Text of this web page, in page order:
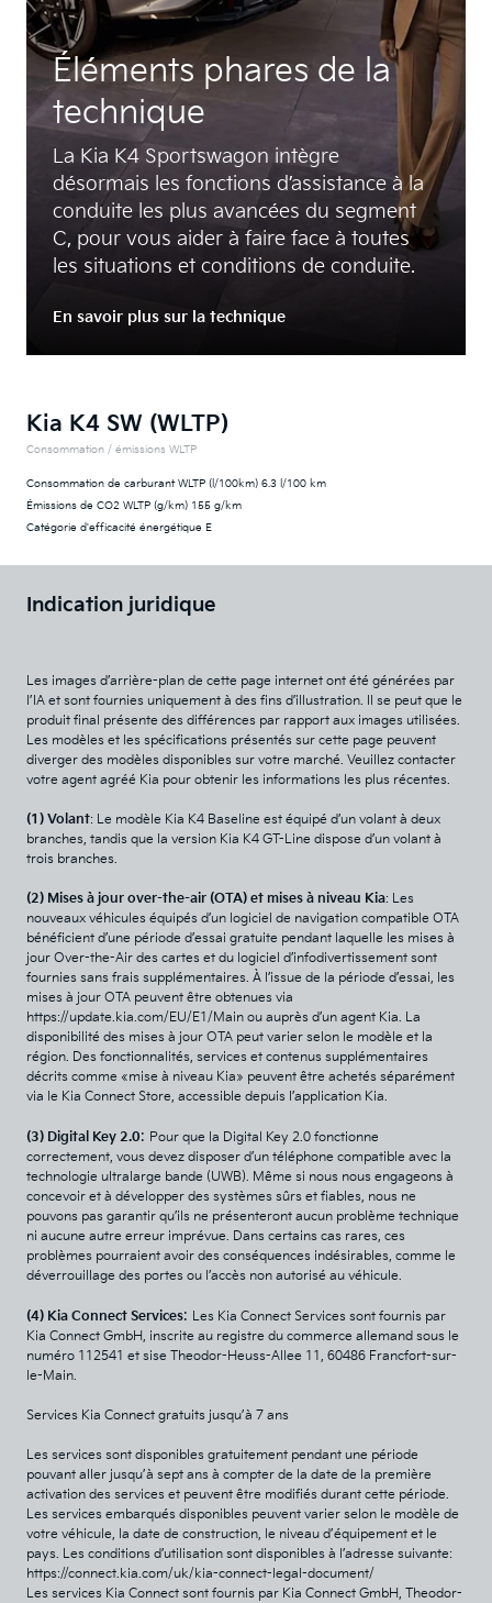
Éléments phares de la
technique
La Kia K4 Sportswagon intègre
désormais les fonctions d’assistance à la
conduite les plus avancées du segment
C, pour vous aider à faire face à toutes
les situations et conditions de conduite.
En savoir plus sur la technique
Kia K4 SW (WLTP)
Consommation / émissions WLTP
Consommation de carburant WLTP (l/100km) 6.3 l/100 km
Émissions de CO2 WLTP (g/km) 155 g/km
Catégorie d'efficacité énergétique E
Indication juridique
Les images d’arrière-plan de cette page internet ont été générées par
l’IA et sont fournies uniquement à des fins d’illustration. Il se peut que le
produit final présente des différences par rapport aux images utilisées.
Les modèles et les spécifications présentés sur cette page peuvent
diverger des modèles disponibles sur votre marché. Veuillez contacter
votre agent agréé Kia pour obtenir les informations les plus récentes.
(1) Volant: Le modèle Kia K4 Baseline est équipé d’un volant à deux
branches, tandis que la version Kia K4 GT-Line dispose d’un volant à
trois branches.
(2) Mises à jour over-the-air (OTA) et mises à niveau Kia: Les
nouveaux véhicules équipés d’un logiciel de navigation compatible OTA
bénéficient d’une période d’essai gratuite pendant laquelle les mises à
jour Over-the-Air des cartes et du logiciel d’infodivertissement sont
fournies sans frais supplémentaires. À l’issue de la période d’essai, les
mises à jour OTA peuvent être obtenues via
https://update.kia.com/EU/E1/Main ou auprès d’un agent Kia. La
disponibilité des mises à jour OTA peut varier selon le modèle et la
région. Des fonctionnalités, services et contenus supplémentaires
décrits comme «mise à niveau Kia» peuvent être achetés séparément
via le Kia Connect Store, accessible depuis l’application Kia.
(3) Digital Key 2.0: Pour que la Digital Key 2.0 fonctionne
correctement, vous devez disposer d’un téléphone compatible avec la
technologie ultralarge bande (UWB). Même si nous nous engageons à
concevoir et à développer des systèmes sûrs et fiables, nous ne
pouvons pas garantir qu’ils ne présenteront aucun problème technique
ni aucune autre erreur imprévue. Dans certains cas rares, ces
problèmes pourraient avoir des conséquences indésirables, comme le
déverrouillage des portes ou l’accès non autorisé au véhicule.
(4) Kia Connect Services: Les Kia Connect Services sont fournis par
Kia Connect GmbH, inscrite au registre du commerce allemand sous le
numéro 112541 et sise Theodor-Heuss-Allee 11, 60486 Francfort-sur-
le-Main.
Services Kia Connect gratuits jusqu’à 7 ans
Les services sont disponibles gratuitement pendant une période
pouvant aller jusqu’à sept ans à compter de la date de la première
activation des services et peuvent être modifiés durant cette période.
Les services embarqués disponibles peuvent varier selon le modèle de
votre véhicule, la date de construction, le niveau d’équipement et le
pays. Les conditions d’utilisation sont disponibles à l’adresse suivante:
https://connect.kia.com/uk/kia-connect-legal-document/
Les services Kia Connect sont fournis par Kia Connect GmbH, Theodor-